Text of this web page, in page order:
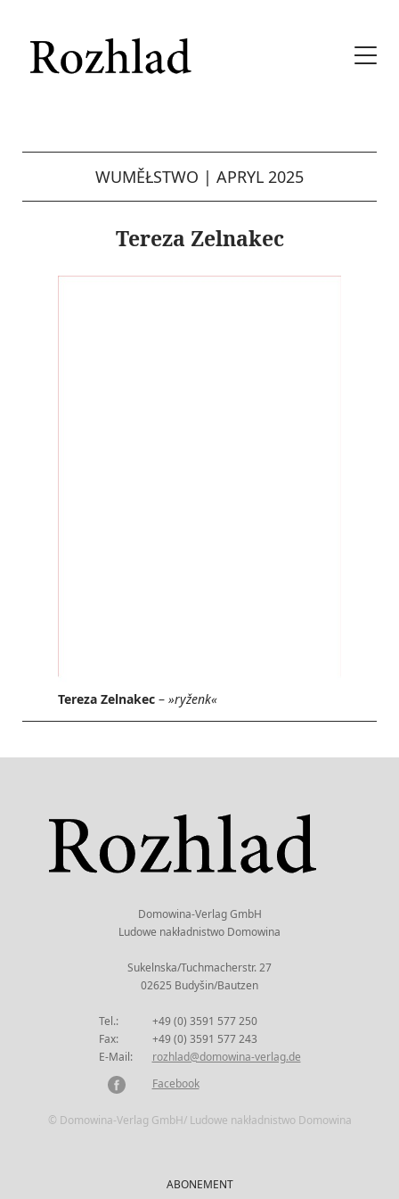
WUMĚŁSTWO | APRYL 2025
Tereza Zelnakec
Tereza Zelnakec – »ryženk«
Domowina-Verlag GmbH
Ludowe nakładnistwo Domowina
Sukelnska/Tuchmacherstr. 27
02625 Budyšin/Bautzen
Tel.:
+49 (0) 3591 577 250
Fax:
+49 (0) 3591 577 243
E-Mail:
rozhlad@domowina-verlag.de
Facebook
© Domowina-Verlag GmbH/ Ludowe nakładnistwo Domowina
ABONEMENT